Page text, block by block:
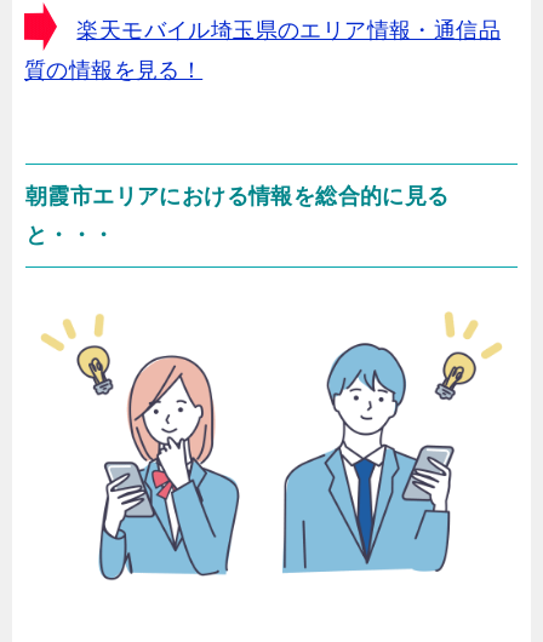
楽天モバイル埼玉県のエリア情報・通信品
質の情報を見る！
朝霞市エリアにおける情報を総合的に見る
と・・・